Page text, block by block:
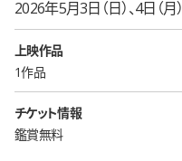
2026年5月3日（日）、4日（月）
上映作品
1作品
チケット情報
鑑賞無料